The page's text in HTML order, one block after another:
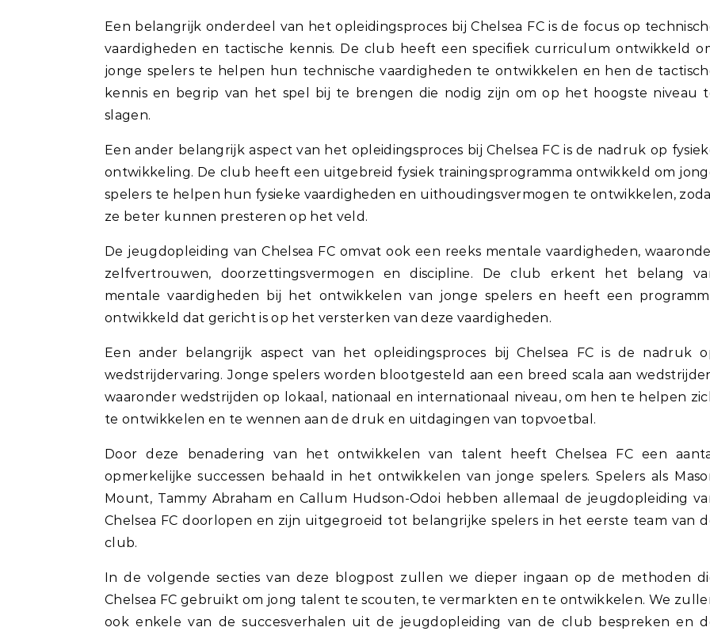
Een belangrijk onderdeel van het opleidingsproces bij Chelsea FC is de focus op
vaardigheden en tactische kennis. De club heeft een specifiek curriculum ontwikkeld
jonge spelers te helpen hun technische vaardigheden te ontwikkelen en hen de
kennis en begrip van het spel bij te brengen die nodig zijn om op het hoogste niveau
slagen.
Een ander belangrijk aspect van het opleidingsproces bij Chelsea FC is de nadruk op
ontwikkeling. De club heeft een uitgebreid fysiek trainingsprogramma ontwikkeld om
spelers te helpen hun fysieke vaardigheden en uithoudingsvermogen te ontwikkelen,
ze beter kunnen presteren op het veld.
De jeugdopleiding van Chelsea FC omvat ook een reeks mentale vaardigheden,
zelfvertrouwen, doorzettingsvermogen en discipline. De club erkent het belang
mentale vaardigheden bij het ontwikkelen van jonge spelers en heeft een
ontwikkeld dat gericht is op het versterken van deze vaardigheden.
Een ander belangrijk aspect van het opleidingsproces bij Chelsea FC is de nadruk
wedstrijdervaring. Jonge spelers worden blootgesteld aan een breed scala aan
waaronder wedstrijden op lokaal, nationaal en internationaal niveau, om hen te helpen
te ontwikkelen en te wennen aan de druk en uitdagingen van topvoetbal.
Door deze benadering van het ontwikkelen van talent heeft Chelsea FC een
opmerkelijke successen behaald in het ontwikkelen van jonge spelers. Spelers als
Mount, Tammy Abraham en Callum Hudson-Odoi hebben allemaal de jeugdopleiding
Chelsea FC doorlopen en zijn uitgegroeid tot belangrijke spelers in het eerste team van
club.
In de volgende secties van deze blogpost zullen we dieper ingaan op de methoden
Chelsea FC gebruikt om jong talent te scouten, te vermarkten en te ontwikkelen. We
ook enkele van de succesverhalen uit de jeugdopleiding van de club bespreken en